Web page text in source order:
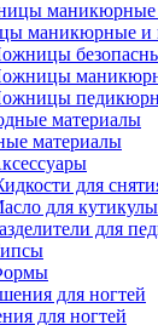
маникюрные и
материалы
для
для кутикулы
для
для ногтей